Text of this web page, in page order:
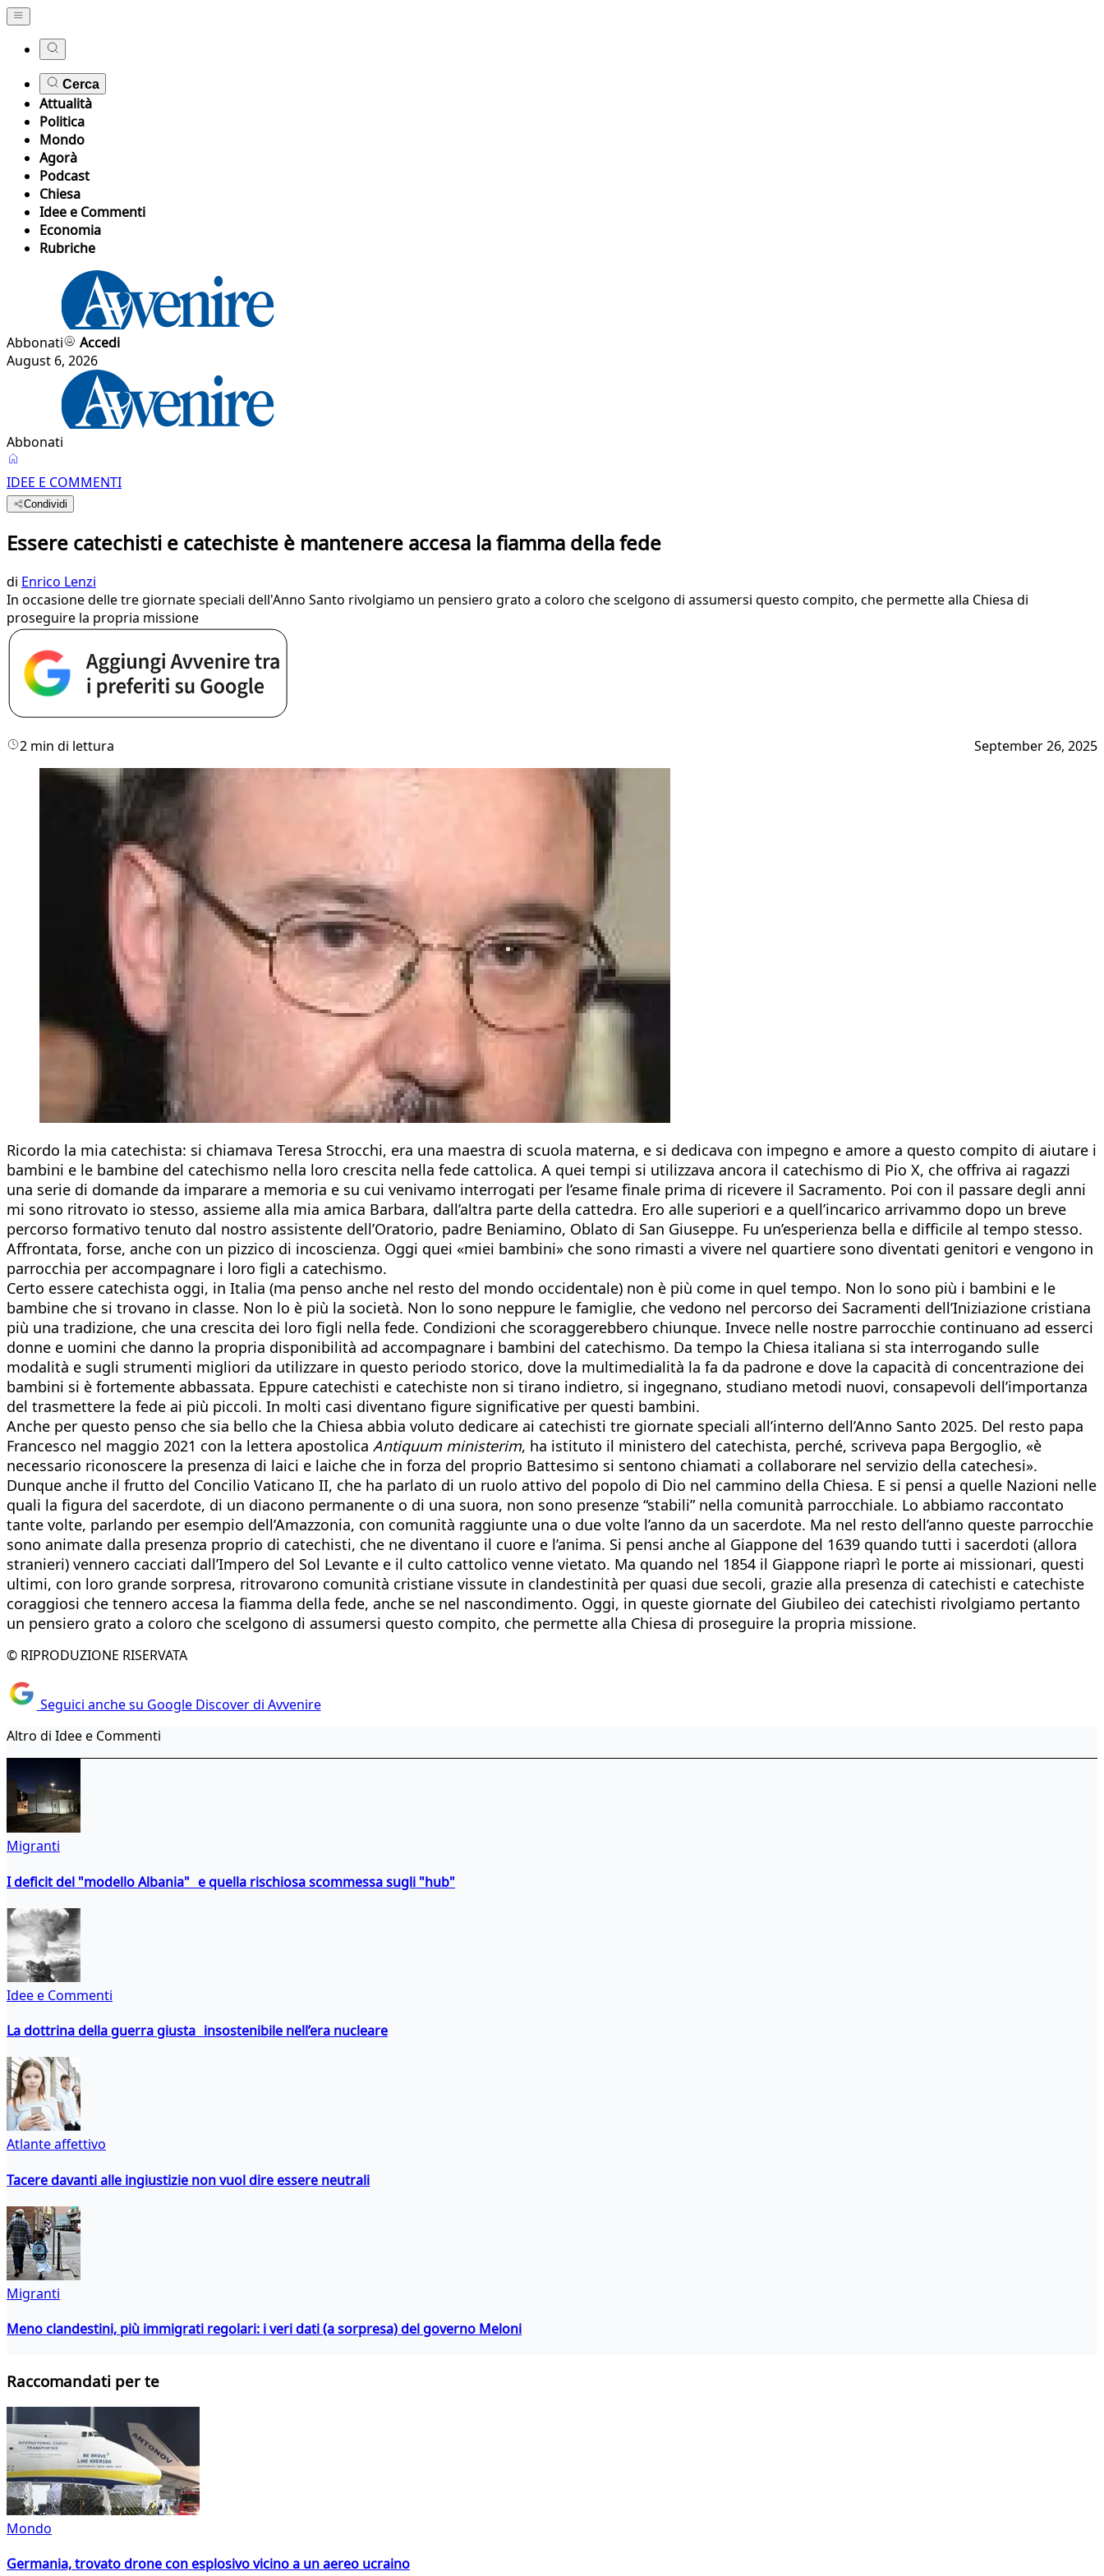
Cerca
Attualità
Politica
Mondo
Agorà
Podcast
Chiesa
Idee e Commenti
Economia
Rubriche
Abbonati
Accedi
August 6, 2026
Abbonati
IDEE E COMMENTI
Condividi
Essere catechisti e catechiste è mantenere accesa la fiamma della fede
di Enrico Lenzi
In occasione delle tre giornate speciali dell'Anno Santo rivolgiamo un pensiero grato a coloro che scelgono di assumersi questo compito, che permette alla Chiesa di
proseguire la propria missione
2 min di lettura September 26, 2025
Ricordo la mia catechista: si chiamava Teresa Strocchi, era una maestra di scuola materna, e si dedicava con impegno e amore a questo compito di aiutare i
bambini e le bambine del catechismo nella loro crescita nella fede cattolica. A quei tempi si utilizzava ancora il catechismo di Pio X, che offriva ai ragazzi
una serie di domande da imparare a memoria e su cui venivamo interrogati per l’esame finale prima di ricevere il Sacramento. Poi con il passare degli anni
mi sono ritrovato io stesso, assieme alla mia amica Barbara, dall’altra parte della cattedra. Ero alle superiori e a quell’incarico arrivammo dopo un breve
percorso formativo tenuto dal nostro assistente dell’Oratorio, padre Beniamino, Oblato di San Giuseppe. Fu un’esperienza bella e difficile al tempo stesso.
Affrontata, forse, anche con un pizzico di incoscienza. Oggi quei «miei bambini» che sono rimasti a vivere nel quartiere sono diventati genitori e vengono in
parrocchia per accompagnare i loro figli a catechismo.
Certo essere catechista oggi, in Italia (ma penso anche nel resto del mondo occidentale) non è più come in quel tempo. Non lo sono più i bambini e le
bambine che si trovano in classe. Non lo è più la società. Non lo sono neppure le famiglie, che vedono nel percorso dei Sacramenti dell’Iniziazione cristiana
più una tradizione, che una crescita dei loro figli nella fede. Condizioni che scoraggerebbero chiunque. Invece nelle nostre parrocchie continuano ad esserci
donne e uomini che danno la propria disponibilità ad accompagnare i bambini del catechismo. Da tempo la Chiesa italiana si sta interrogando sulle
modalità e sugli strumenti migliori da utilizzare in questo periodo storico, dove la multimedialità la fa da padrone e dove la capacità di concentrazione dei
bambini si è fortemente abbassata. Eppure catechisti e catechiste non si tirano indietro, si ingegnano, studiano metodi nuovi, consapevoli dell’importanza
del trasmettere la fede ai più piccoli. In molti casi diventano figure significative per questi bambini.
Anche per questo penso che sia bello che la Chiesa abbia voluto dedicare ai catechisti tre giornate speciali all’interno dell’Anno Santo 2025. Del resto papa
Francesco nel maggio 2021 con la lettera apostolica Antiquum ministerim, ha istituto il ministero del catechista, perché, scriveva papa Bergoglio, «è
necessario riconoscere la presenza di laici e laiche che in forza del proprio Battesimo si sentono chiamati a collaborare nel servizio della catechesi».
Dunque anche il frutto del Concilio Vaticano II, che ha parlato di un ruolo attivo del popolo di Dio nel cammino della Chiesa. E si pensi a quelle Nazioni nelle
quali la figura del sacerdote, di un diacono permanente o di una suora, non sono presenze “stabili” nella comunità parrocchiale. Lo abbiamo raccontato
tante volte, parlando per esempio dell’Amazzonia, con comunità raggiunte una o due volte l’anno da un sacerdote. Ma nel resto dell’anno queste parrocchie
sono animate dalla presenza proprio di catechisti, che ne diventano il cuore e l’anima. Si pensi anche al Giappone del 1639 quando tutti i sacerdoti (allora
stranieri) vennero cacciati dall’Impero del Sol Levante e il culto cattolico venne vietato. Ma quando nel 1854 il Giappone riaprì le porte ai missionari, questi
ultimi, con loro grande sorpresa, ritrovarono comunità cristiane vissute in clandestinità per quasi due secoli, grazie alla presenza di catechisti e catechiste
coraggiosi che tennero accesa la fiamma della fede, anche se nel nascondimento. Oggi, in queste giornate del Giubileo dei catechisti rivolgiamo pertanto
un pensiero grato a coloro che scelgono di assumersi questo compito, che permette alla Chiesa di proseguire la propria missione.
© RIPRODUZIONE RISERVATA
Seguici anche su Google Discover di Avvenire
Altro di Idee e Commenti
Migranti
I deficit del "modello Albania" e quella rischiosa scommessa sugli "hub"
Idee e Commenti
La dottrina della guerra giusta insostenibile nell’era nucleare
Atlante affettivo
Tacere davanti alle ingiustizie non vuol dire essere neutrali
Migranti
Meno clandestini, più immigrati regolari: i veri dati (a sorpresa) del governo Meloni
Raccomandati per te
Mondo
Germania, trovato drone con esplosivo vicino a un aereo ucraino